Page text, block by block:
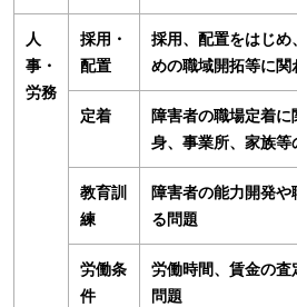
人
事・
労務
採用・
配置
採用、配置をはじめ
めの職域開拓等に関
定着
障害者の職場定着
身、事業所、家族
教育訓
練
障害者の能力開発
る問題
労働条
件
労働時間、賃金の査
問題